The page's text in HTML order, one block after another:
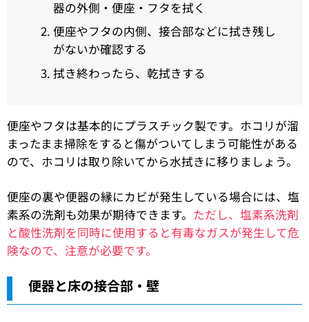
器の外側・便座・フタを拭く
便座やフタの内側、接合部などに拭き残し
がないか確認する
拭き終わったら、乾拭きする
便座やフタは基本的にプラスチック製です。ホコリが溜
まったまま掃除をすると傷がついてしまう可能性がある
ので、ホコリは取り除いてから水拭きに移りましょう。
便座の裏や便器の縁にカビが発生している場合には、塩
素系の洗剤も効果が期待できます。 ただし、塩素系洗剤
と酸性洗剤を同時に使用すると有毒なガスが発生して危
険なので、注意が必要です。
便器と床の接合部・壁